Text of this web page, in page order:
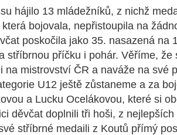
hájilo 13 mládežníků, z nichž
bojovala, nepřistoupila na
poskočila jako 35. nasazená na
stříbrnou příčku i pohár. Věříme, že
na mistrovství ČR a naváže na své
U12 ještě zůstaneme a za
a Lucku Ocelákovou, které si
děvčat doplnili tři hoši, z
stříbrné medaili z Koutů přímý